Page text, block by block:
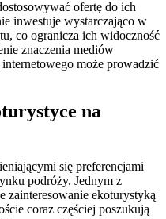
ofertę do ich
inwestuje wystarczająco w
co ogranicza ich widoczność
znaczenia mediów
może prowadzić
na
się preferencjami
podróży. Jednym z
zainteresowanie ekoturystyką
coraz częściej poszukują